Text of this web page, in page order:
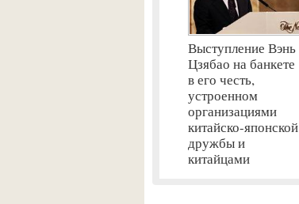
Выступление Вэнь
Цзябао на банкете
в его честь,
устроенном
организациями
китайско-японской
дружбы и
китайцами